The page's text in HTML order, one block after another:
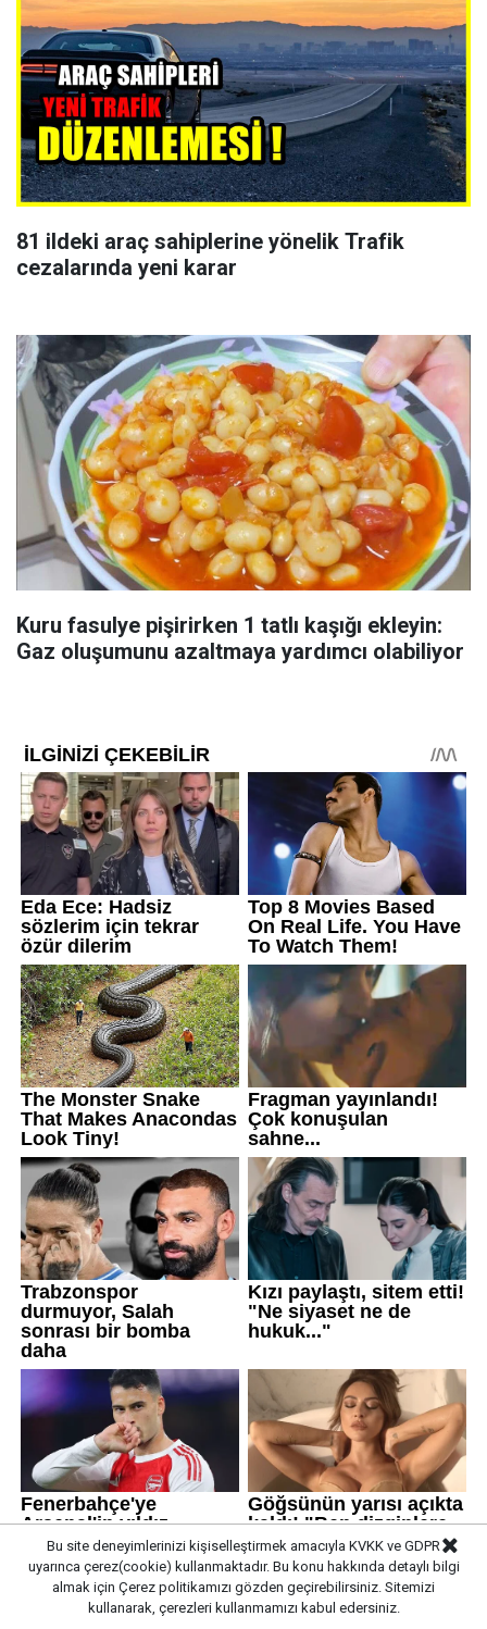
81 ildeki araç sahiplerine yönelik Trafik
cezalarında yeni karar
Kuru fasulye pişirirken 1 tatlı kaşığı ekleyin:
Gaz oluşumunu azaltmaya yardımcı olabiliyor
MSB'den süreç ile ilgili açıklama
Bu site deneyimlerinizi kişiselleştirmek amacıyla KVKK ve GDPR
uyarınca çerez(cookie) kullanmaktadır. Bu konu hakkında detaylı bilgi
almak için Çerez politikamızı gözden geçirebilirsiniz. Sitemizi
kullanarak, çerezleri kullanmamızı kabul edersiniz.